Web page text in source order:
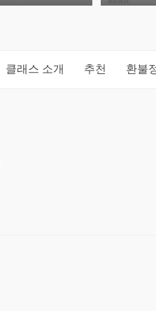
클래스 소개 추천 환불